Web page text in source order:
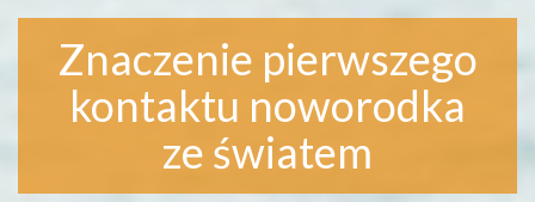
Znaczenie pierwszego
kontaktu noworodka
ze światem